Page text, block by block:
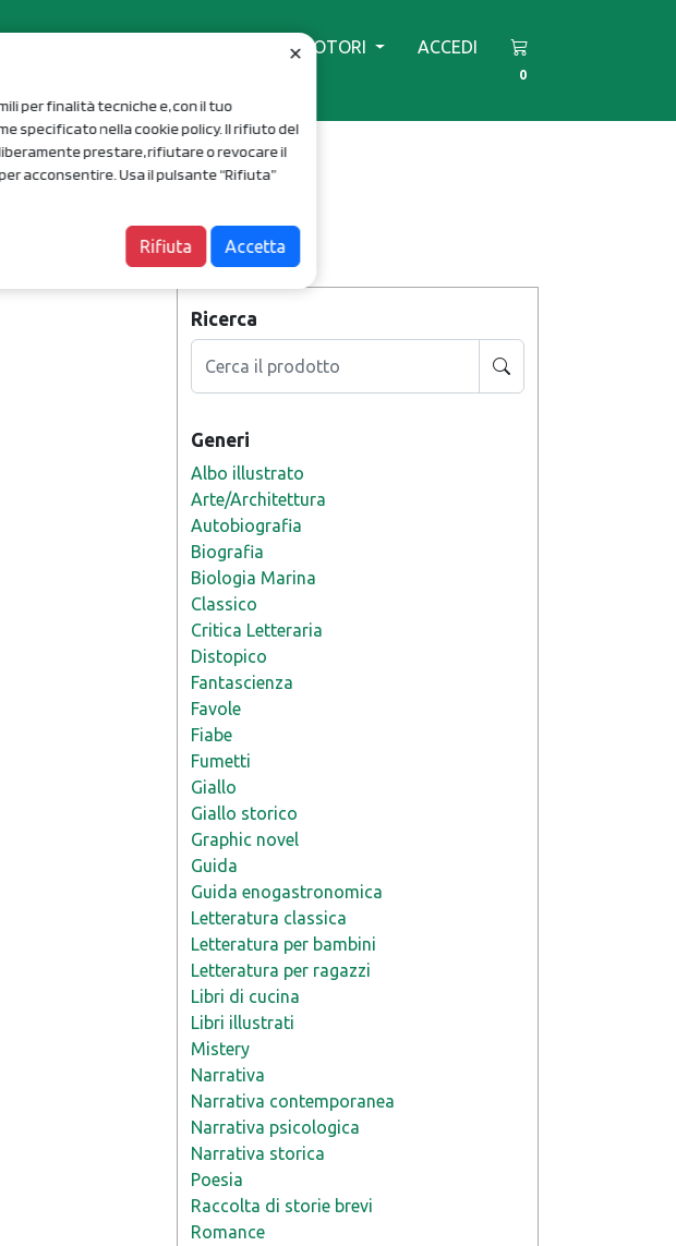
PROMOTORI ACCEDI
0
Filtri
Ricerca
Generi
Albo illustrato
Arte/Architettura
Autobiografia
Biografia
Biologia Marina
Classico
Critica Letteraria
Distopico
Fantascienza
Favole
Fiabe
Fumetti
Giallo
Giallo storico
Graphic novel
Guida
Guida enogastronomica
Letteratura classica
Letteratura per bambini
Letteratura per ragazzi
Libri di cucina
Libri illustrati
Mistery
Narrativa
Narrativa contemporanea
Narrativa psicologica
Narrativa storica
Poesia
Raccolta di storie brevi
Romance
✕
per finalità tecniche e, con il tuo
specificato nella cookie policy. Il rifiuto del
prestare, rifiutare o revocare il
acconsentire. Usa il pulsante “Rifiuta”
Rifiuta Accetta